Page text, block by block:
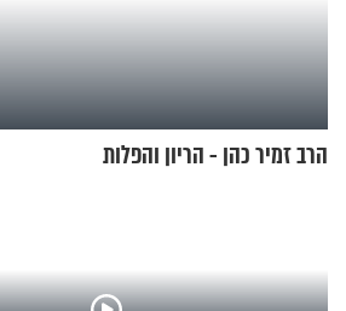
הרב זמיר כהן - הריון והפלות